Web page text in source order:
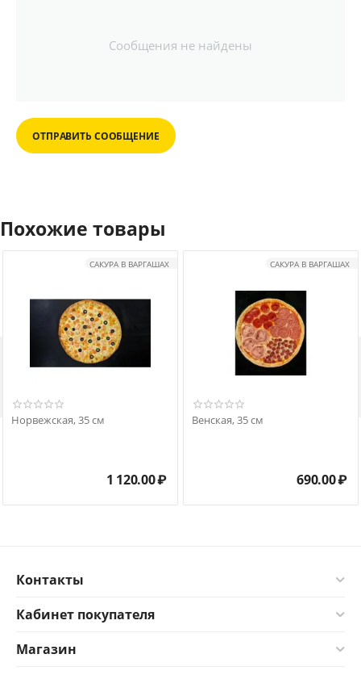
Сообщения не найдены
ОТПРАВИТЬ СООБЩЕНИЕ
Похожие товары
САКУРА В ВАРГАШАХ
Норвежская, 35 см
1 120.00₽
САКУРА В ВАРГАШАХ
Венская, 35 см
690.00₽
Контакты
Кабинет покупателя
Магазин